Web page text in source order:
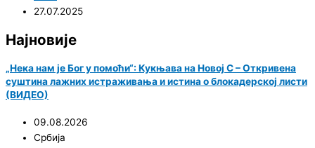
27.07.2025
Најновије
„Нека нам је Бог у помоћи“: Кукњава на Новој С – Откривена
суштина лажних истраживања и истина о блокадерској листи
(ВИДЕО)
09.08.2026
Србија